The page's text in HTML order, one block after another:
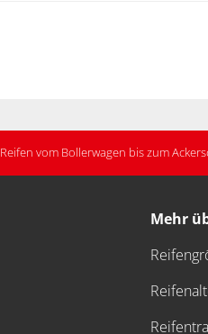
vom Bollerwagen bis zum
Mehr